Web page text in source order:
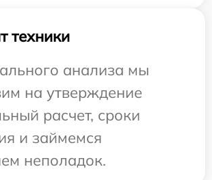
техники
анализа мы
на утверждение
расчет, сроки
и займемся
неполадок.